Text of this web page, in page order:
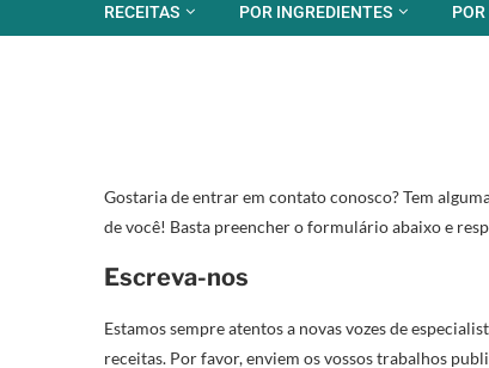
RECEITAS POR INGREDIENTES
Gostaria de entrar em contato conosco? Tem
de você! Basta preencher o formulário abaixo e
Escreva-nos
Estamos sempre atentos a novas vozes de
receitas. Por favor, enviem os vossos trabalhos